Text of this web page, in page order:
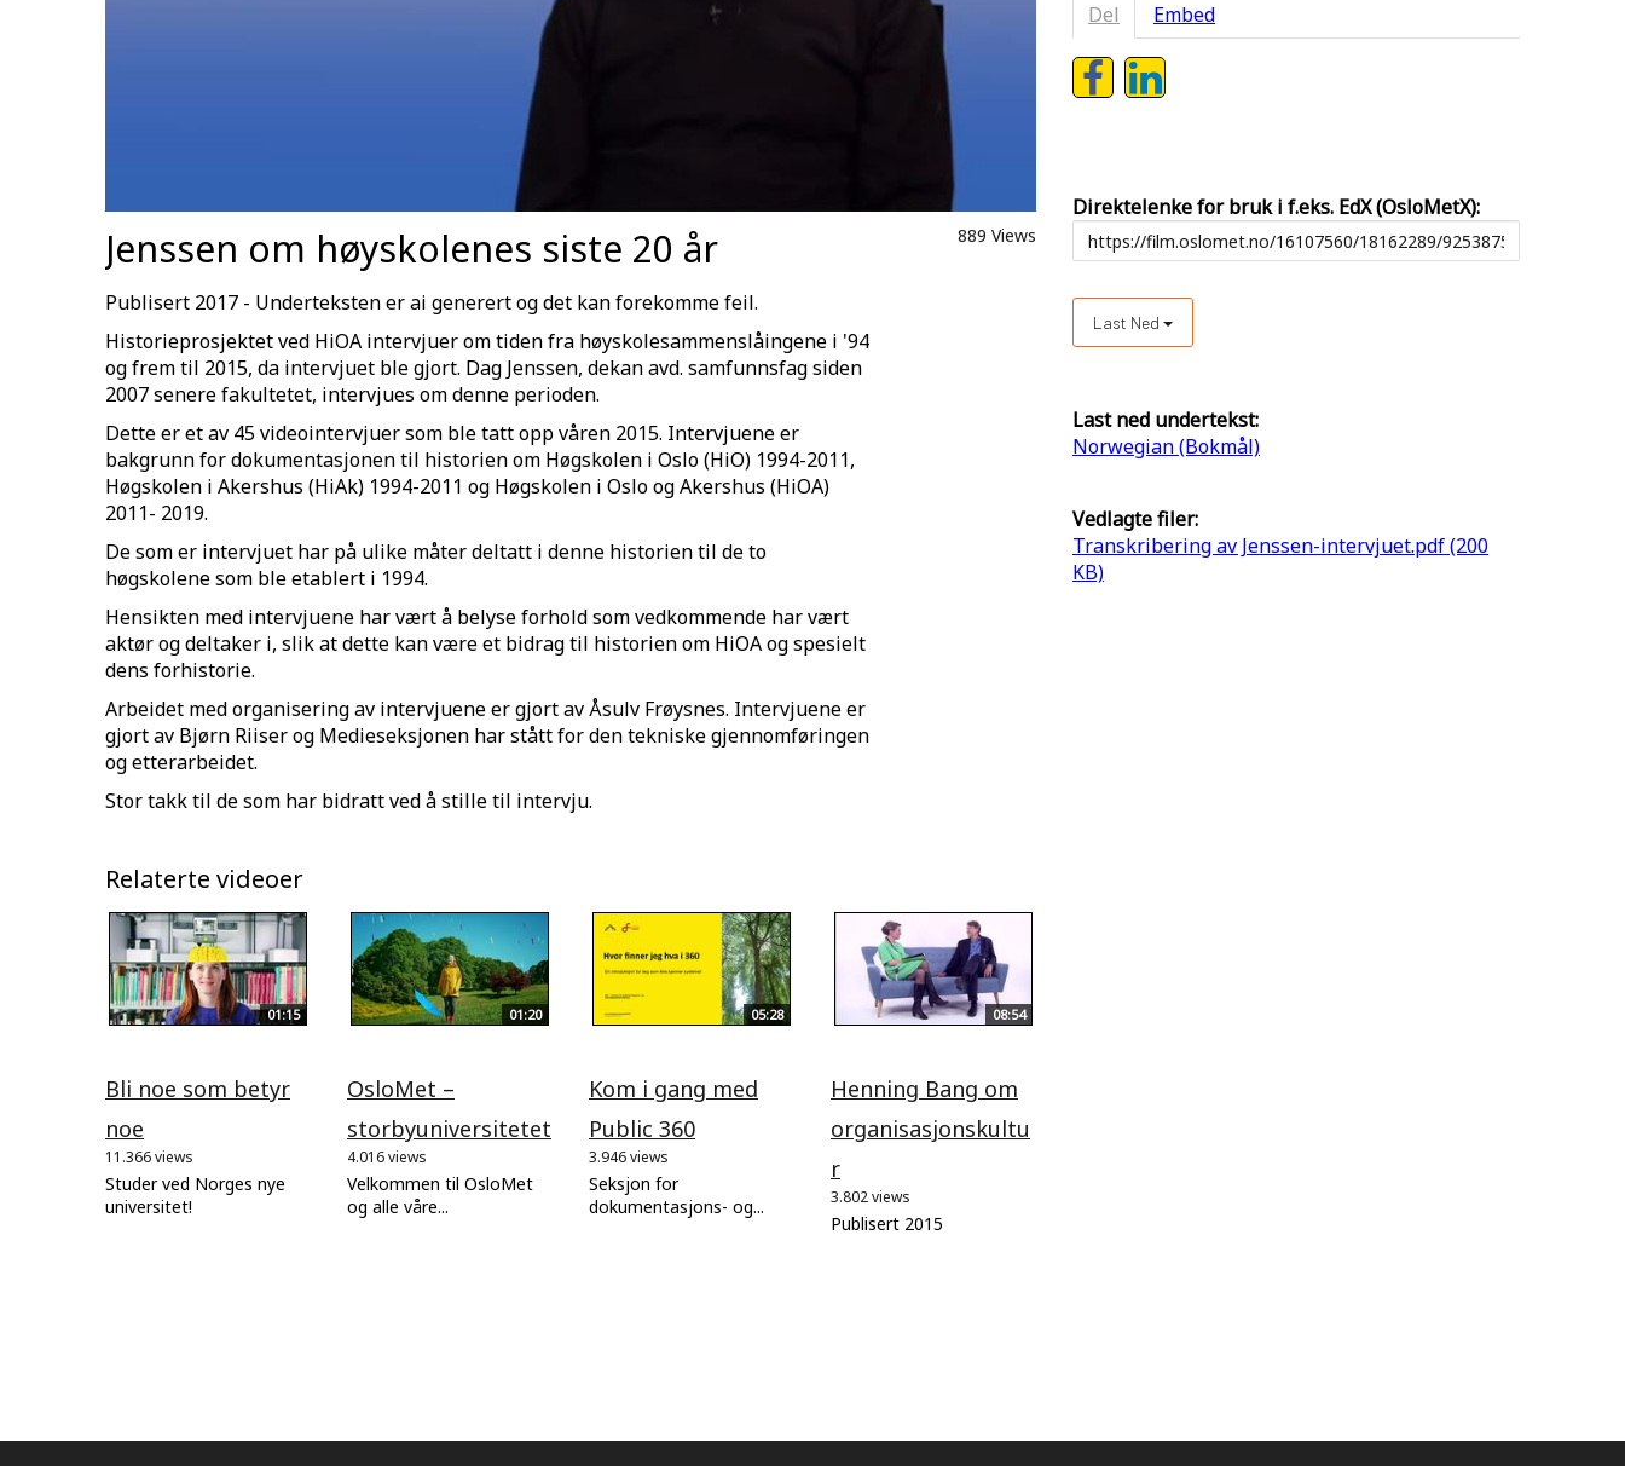
Jenssen om høyskolenes siste 20 år 889 Views
Publisert 2017 - Underteksten er ai generert og det kan forekomme feil.
Historieprosjektet ved HiOA intervjuer om tiden fra høyskolesammenslåingene i '94
og frem til 2015, da intervjuet ble gjort. Dag Jenssen, dekan avd. samfunnsfag siden
2007 senere fakultetet, intervjues om denne perioden.
Dette er et av 45 videointervjuer som ble tatt opp våren 2015. Intervjuene er
bakgrunn for dokumentasjonen til historien om Høgskolen i Oslo (HiO) 1994-2011,
Høgskolen i Akershus (HiAk) 1994-2011 og Høgskolen i Oslo og Akershus (HiOA)
2011- 2019.
De som er intervjuet har på ulike måter deltatt i denne historien til de to
høgskolene som ble etablert i 1994.
Hensikten med intervjuene har vært å belyse forhold som vedkommende har vært
aktør og deltaker i, slik at dette kan være et bidrag til historien om HiOA og spesielt
dens forhistorie.
Arbeidet med organisering av intervjuene er gjort av Åsulv Frøysnes. Intervjuene er
gjort av Bjørn Riiser og Medieseksjonen har stått for den tekniske gjennomføringen
og etterarbeidet.
Stor takk til de som har bidratt ved å stille til intervju.
Relaterte videoer
01:15
Bli noe som betyr
noe
11.366 views
Studer ved Norges nye
universitet!
01:20
OsloMet –
storbyuniversitetet
4.016 views
Velkommen til OsloMet
og alle våre...
05:28
Kom i gang med
Public 360
3.946 views
Seksjon for
dokumentasjons- og...
08:54
Henning Bang om
organisasjonskultu
r
3.802 views
Publisert 2015
Del Embed
Direktelenke for bruk i f.eks. EdX (OsloMetX):
Last Ned
Last ned undertekst:
Norwegian (Bokmål)
Vedlagte filer:
Transkribering av Jenssen-intervjuet.pdf (200
KB)